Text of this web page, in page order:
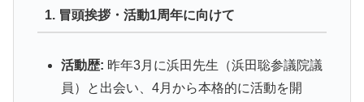
1. 冒頭挨拶・活動1周年に向けて
活動歴: 昨年3月に浜田先生（浜田聡参議院議
員）と出会い、4月から本格的に活動を開